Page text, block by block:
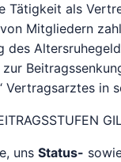
Tätigkeit als
von Mitgliedern
des
Vertragsarztes in
uns Status-